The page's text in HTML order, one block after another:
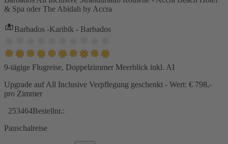
& Spa oder The Abidah by Accra
Barbados -Karibik - Barbados
9-tägige Flugreise, Doppelzimmer Meerblick inkl. AI
Upgrade auf All Inclusive Verpflegung geschenkt - Wert: € 798,-
pro Zimmer
253464Bestellnr.:
Pauschalreise